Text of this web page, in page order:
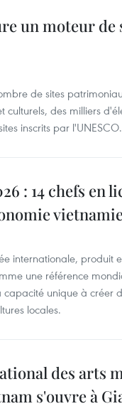
un moteur de
de sites
culturels, des milliers
inscrits par l'UNESCO.
: 14 chefs en
internationale, produit
une référence
unique à créer
locales.
des arts
s'ouvre à